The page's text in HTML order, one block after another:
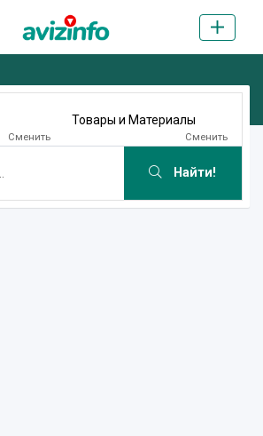
Сменить
Товары и Материалы
Сменить
Найти!